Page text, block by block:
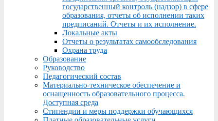
государственный контроль (надзор) в сфере
образования, отчеты об исполнении таких
предписаний. Отчеты и их исполнение.
Локальные акты
Отчеты о результатах самообследования
Охрана труда
Образование
Руководство
Педагогический состав
Материально-техническое обеспечение и
оснащенность образовательного процесса.
Доступная среда
Стипендии и меры поддержки обучающихся